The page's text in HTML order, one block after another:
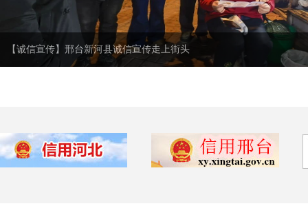
【诚信宣传】邢台新河县诚信宣传走上街头